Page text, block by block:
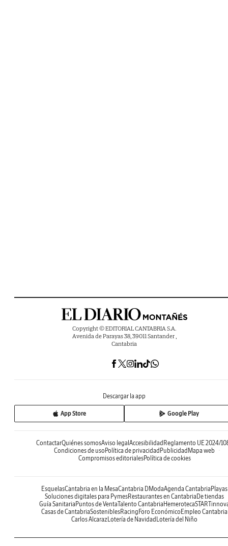
Copyright © EDITORIAL CANTABRIA S.A.
Avenida de Parayas 38, 39011 Santander ,
Cantabria
Descargar la app
App Store Google Play
ContactarQuiénes somosAviso legal Accesibilidad Reglamento UE 2024/
Condiciones de uso Política de privacidad Publicidad Mapa web
Compromisos editorialesPolítica de cookies
EsquelasCantabria en la MesaCantabria DModaAgenda Cantabria Playas
Soluciones digitales para PymesRestaurantes en Cantabria De tiendas
Guía Sanitaria Puntos de VentaTalento Cantabria Hemeroteca
Casas de CantabriaSosteniblesRacing Foro Económico Empleo Cantabria
Carlos Alcaraz Lotería de Navidad Lotería del Niño